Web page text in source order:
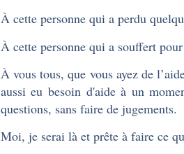
À cette personne qui a perdu
À cette personne qui a souffert
À vous tous, que vous ayez de
aussi eu besoin d'aide à un
questions, sans faire de jugements.
Moi, je serai là et prête à faire ce